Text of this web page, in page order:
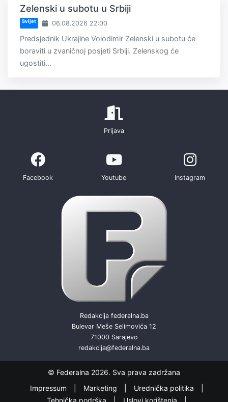
Zelenski u subotu u Srbiji
Svijet 06.08.2026 22:00
Predsjednik Ukrajine Volodimir Zelenski u subotu će
boraviti u zvaničnoj posjeti Srbiji. Zelenskog će
ugostiti...
Prijava
Facebook Youtube Instagram
Redakcija federalna.ba
Bulevar Meše Selimovića 12
71000 Sarajevo
redakcija@federalna.ba
© Federalna 2026. Sva prava zadržana
Impressum
Marketing
Urednička politika
Tehnička podrška
Uslovi korištenja